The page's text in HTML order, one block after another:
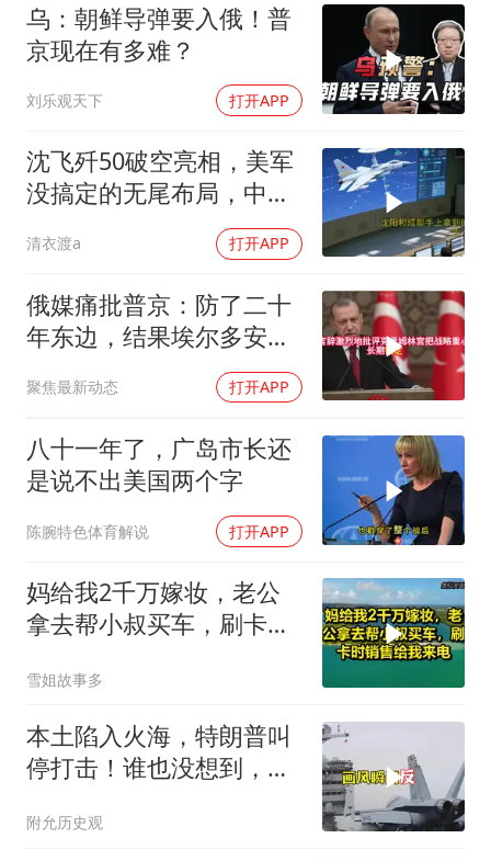
云南一男子胃中取出180颗铁钉
曹颖儿子首次演长剧
“开学三件套”全线暴涨
总书记点赞的非遗苗绣焕发新生机
乌：朝鲜导弹要入俄！普
京现在有多难？
刘乐观天下 打开APP
沈飞歼50破空亮相，美军
没搞定的无尾布局，中国
清衣渡a 打开APP
俄媒痛批普京：防了二十
年东边，结果埃尔多安把
聚焦最新动态 打开APP
八十一年了，广岛市长还
是说不出美国两个字
陈腕特色体育解说 打开APP
妈给我2千万嫁妆，老公
拿去帮小叔买车，刷卡时
雪姐故事多
本土陷入火海，特朗普叫
停打击！谁也没想到，中
附允历史观